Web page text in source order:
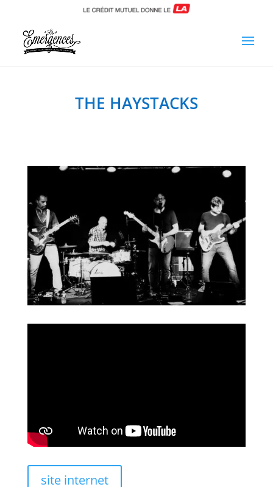
THE HAYSTACKS
site internet
Cookies management panel